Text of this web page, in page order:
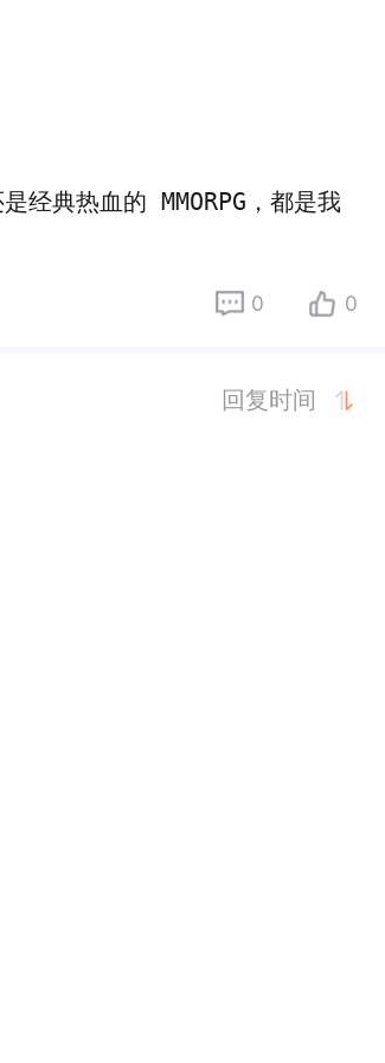
经典热血的 MMORPG，都是我
0 0
回复时间